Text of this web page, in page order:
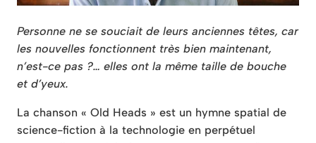
Personne ne se souciait de leurs anciennes têtes, car
les nouvelles fonctionnent très bien maintenant,
n’est-ce pas ?… elles ont la même taille de bouche
et d’yeux.
La chanson « Old Heads » est un hymne spatial de
science-fiction à la technologie en perpétuel